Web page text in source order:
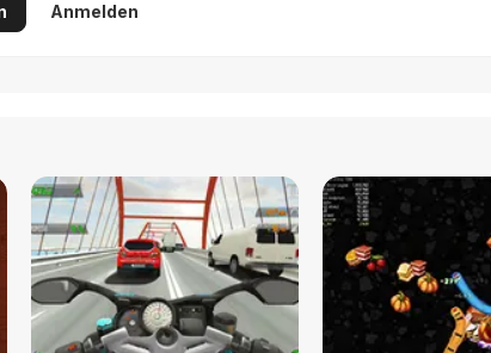
Anmelden